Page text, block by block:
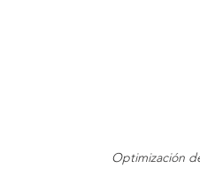
Optimización